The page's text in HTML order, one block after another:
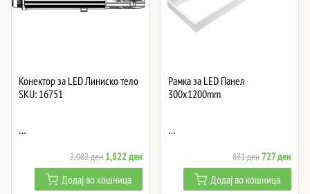
Конектор за LED Линиско тело
SKU: 16751
…
2,082ден Original
price
was:
1,822денCurrent
price
is:
Додај во кошница
Рамка за LED Панел
300x1200mm
…
831денOriginal
price
was:
727ден
price
is:
Додај во кошница